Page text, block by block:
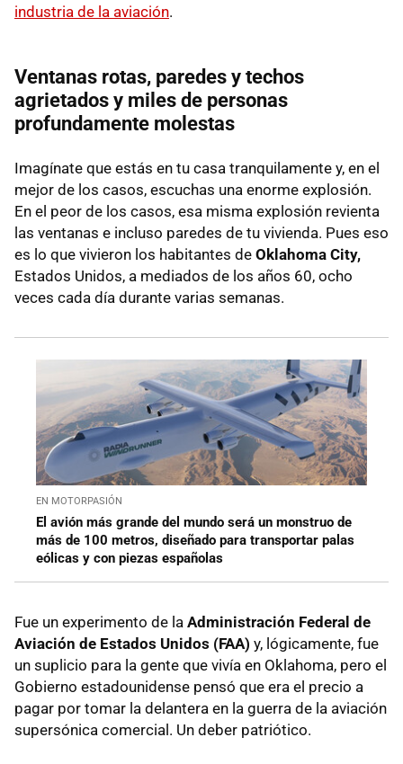
industria de la aviación.
Ventanas rotas, paredes y techos
agrietados y miles de personas
profundamente molestas
Imagínate que estás en tu casa tranquilamente y, en el
mejor de los casos, escuchas una enorme explosión.
En el peor de los casos, esa misma explosión revienta
las ventanas e incluso paredes de tu vivienda. Pues eso
es lo que vivieron los habitantes de Oklahoma City,
Estados Unidos, a mediados de los años 60, ocho
veces cada día durante varias semanas.
EN MOTORPASIÓN
El avión más grande del mundo será un monstruo de
más de 100 metros, diseñado para transportar palas
eólicas y con piezas españolas
Fue un experimento de la Administración Federal de
Aviación de Estados Unidos (FAA) y, lógicamente, fue
un suplicio para la gente que vivía en Oklahoma, pero el
Gobierno estadounidense pensó que era el precio a
pagar por tomar la delantera en la guerra de la aviación
supersónica comercial. Un deber patriótico.